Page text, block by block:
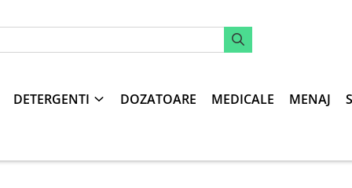
DETERGENTI DOZATOARE MEDICALE MENAJ